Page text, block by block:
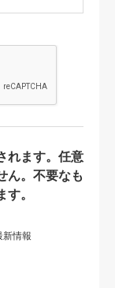
れます。任意
ん。不要なも
。
新情報